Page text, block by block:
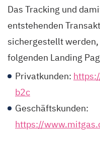
Das Tracking und
entstehenden
sichergestellt
folgenden Landing
Privatkunden:
b2c
Geschäftskunden:
https://